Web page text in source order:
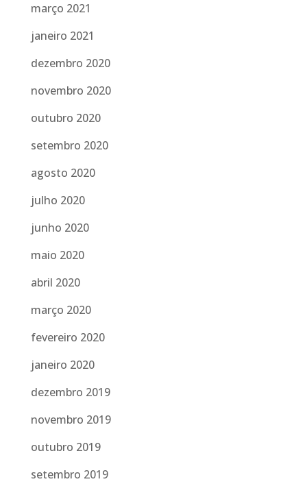
março 2021
janeiro 2021
dezembro 2020
novembro 2020
outubro 2020
setembro 2020
agosto 2020
julho 2020
junho 2020
maio 2020
abril 2020
março 2020
fevereiro 2020
janeiro 2020
dezembro 2019
novembro 2019
outubro 2019
setembro 2019